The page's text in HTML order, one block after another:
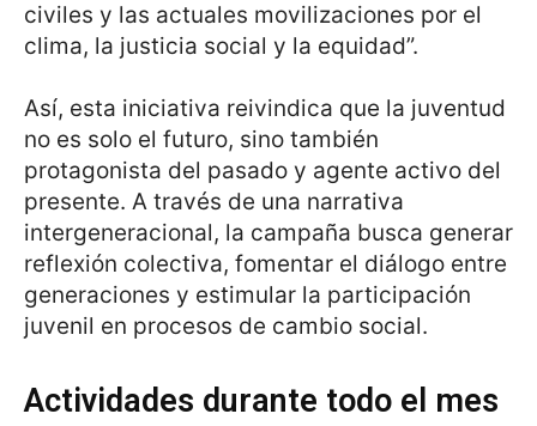
civiles y las actuales movilizaciones por el
clima, la justicia social y la equidad”.
Así, esta iniciativa reivindica que la juventud
no es solo el futuro, sino también
protagonista del pasado y agente activo del
presente. A través de una narrativa
intergeneracional, la campaña busca generar
reflexión colectiva, fomentar el diálogo entre
generaciones y estimular la participación
juvenil en procesos de cambio social.
Actividades durante todo el mes